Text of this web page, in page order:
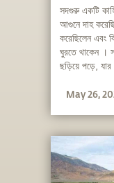
সদগুরু একটি কাহিনী বলছেন , কিভাবে সতী নিজেকে যজ্ঞের
আগুনে দাহ করেছিলেন যখন তাঁর পিতা শিবকে অপমান
করেছিলেন এবং
ঘুরতে থাকেন ।
ছড়িয়ে পড়ে,
May 26,